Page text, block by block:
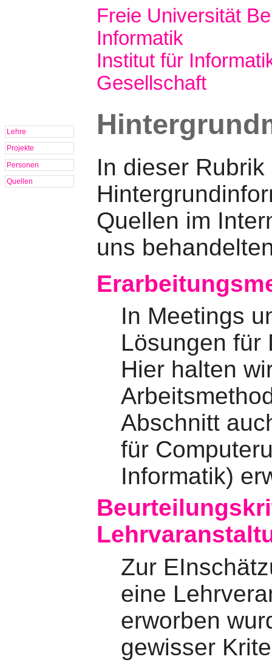
Freie Universität
Informatik
Institut für
Gesellschaft
In dieser
Quellen im
uns
In Meetings
Lösungen für
Hier halten
Abschnitt
für
Informatik)
Zur
eine
erworben
gewisser
Lehre
Projekte
Personen
Quellen